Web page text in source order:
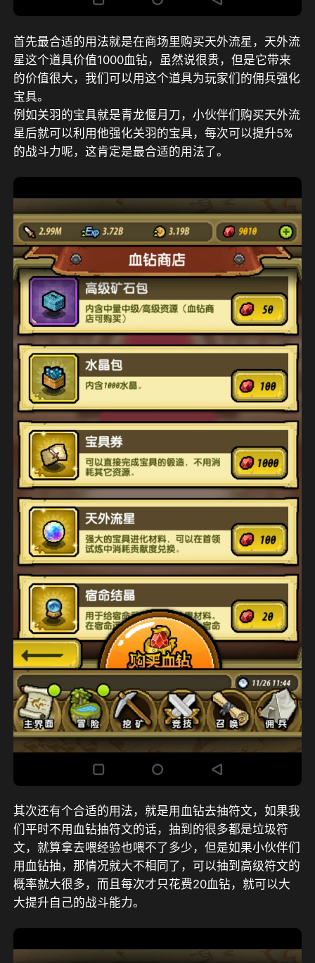
首先最合适的用法就是在商场里购买天外流星，天外流
星这个道具价值1000血钻，虽然说很贵，但是它带来
的价值很大，我们可以用这个道具为玩家们的佣兵强化
宝具。
例如关羽的宝具就是青龙偃月刀，小伙伴们购买天外流
星后就可以利用他强化关羽的宝具，每次可以提升5%
的战斗力呢，这肯定是最合适的用法了。
其次还有个合适的用法，就是用血钻去抽符文，如果我
们平时不用血钻抽符文的话，抽到的很多都是垃圾符
文，就算拿去喂经验也喂不了多少，但是如果小伙伴们
用血钻抽，那情况就大不相同了，可以抽到高级符文的
概率就大很多，而且每次才只花费20血钻，就可以大
大提升自己的战斗能力。